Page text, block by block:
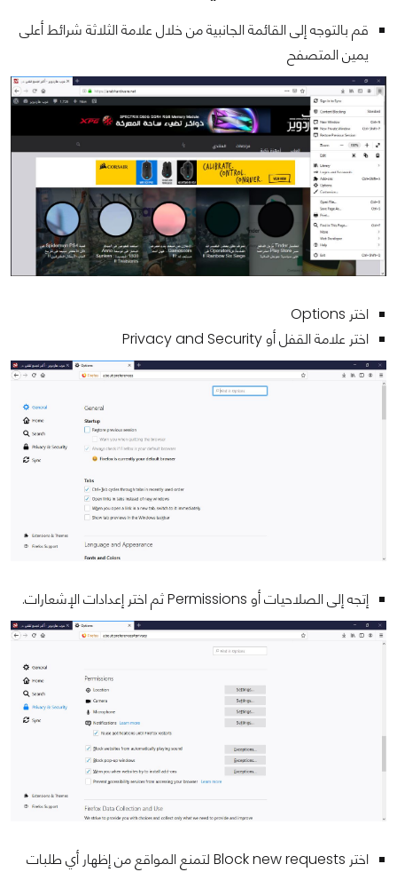
قم بالتوجه إلى القائمة الجانبية من خلال علامة الثلاثة شرائط أعلى
يمين المتصفح
اختر Options
اختر علامة القفل أو Privacy and Security
إتجه إلى الصلاحيات أو Permissions ثم اختر إعدادات الإشعارات.
اختر Block new requests لتمنع المواقع من إظهار أي طلبات